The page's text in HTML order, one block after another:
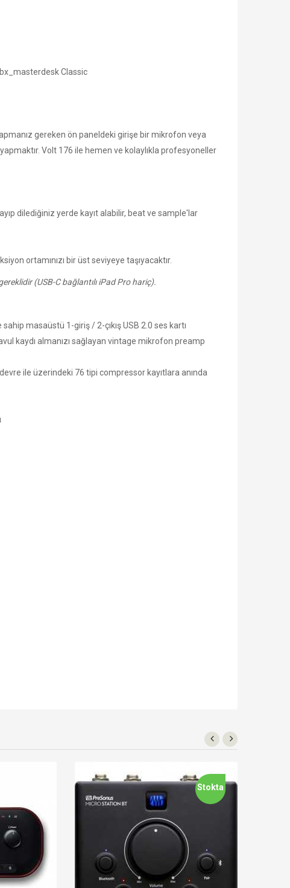
Classic
gereken ön paneldeki girişe bir mikrofon veya
Volt 176 ile hemen ve kolaylıkla profesyoneller
dilediğiniz yerde kayıt alabilir, beat ve sample'lar
ortamınızı bir üst seviyeye taşıyacaktır.
(USB-C bağlantılı iPad Pro hariç).
masaüstü 1-giriş / 2-çıkış USB 2.0 ses kartı
kaydı almanızı sağlayan vintage mikrofon preamp
ile üzerindeki 76 tipi compressor kayıtlara anında
Stokta